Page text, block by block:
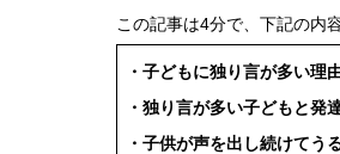
この記事は4分で、下記の内
・子どもに独り言が多い理
・独り言が多い子どもと
・子供が声を出し続けてう